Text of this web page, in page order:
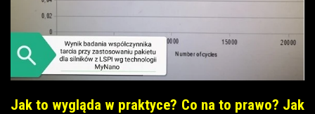
Jak to wygląda w praktyce? Co na to prawo? Jak